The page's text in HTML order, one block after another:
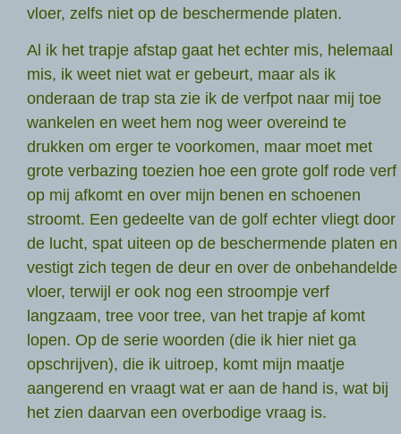
vloer, zelfs niet op de beschermende platen.
Al ik het trapje afstap gaat het echter mis, helemaal
mis, ik weet niet wat er gebeurt, maar als ik
onderaan de trap sta zie ik de verfpot naar mij toe
wankelen en weet hem nog weer overeind te
drukken om erger te voorkomen, maar moet met
grote verbazing toezien hoe een grote golf rode verf
op mij afkomt en over mijn benen en schoenen
stroomt. Een gedeelte van de golf echter vliegt door
de lucht, spat uiteen op de beschermende platen en
vestigt zich tegen de deur en over de onbehandelde
vloer, terwijl er ook nog een stroompje verf
langzaam, tree voor tree, van het trapje af komt
lopen. Op de serie woorden (die ik hier niet ga
opschrijven), die ik uitroep, komt mijn maatje
aangerend en vraagt wat er aan de hand is, wat bij
het zien daarvan een overbodige vraag is.